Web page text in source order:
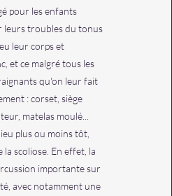
pour les enfants
leurs troubles du tonus
leur corps et
et ce malgré tous les
qu'on leur fait
: corset, siège
matelas moulé...
plus ou moins tôt,
scoliose. En effet, la
importante sur
avec notamment une